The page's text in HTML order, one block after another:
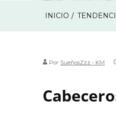
INICIO
Por SueñosZzz - KM